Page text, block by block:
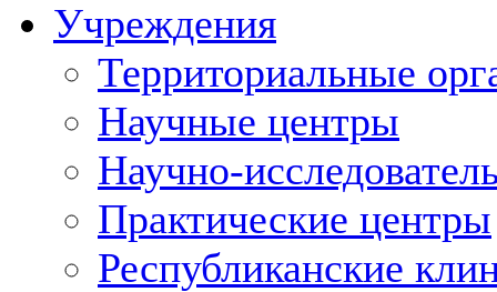
Учреждения
Территориальные
Научные центры
Научно-
Практические центры
Республиканские